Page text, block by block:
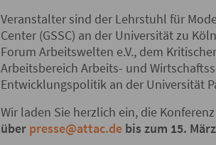
Veranstalter sind der Lehrstuhl für
Center (GSSC) an der Universität zu
Forum Arbeitswelten e.V., dem
Arbeitsbereich Arbeits- und
Entwicklungspolitik an der Universität
Wir laden Sie herzlich ein, die
über presse@attac.de bis zum 15.